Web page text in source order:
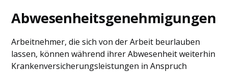
Abwesenheitsgenehmigungen
Arbeitnehmer, die sich von der Arbeit beurlauben
lassen, können während ihrer Abwesenheit weiterhin
Krankenversicherungsleistungen in Anspruch